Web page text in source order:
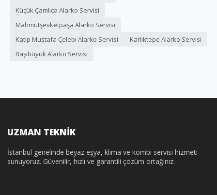
Küçük Çamlıca Alarko Servisi
Mahmutşevketpaşa Alarko Servisi
Katip Mustafa Çelebi Alarko Servisi
Karlıktepe Alarko Servisi
Başıbüyük Alarko Servisi
UZMAN TEKNİK
İstanbul genelinde beyaz eşya, klima ve kombi servisi hizmeti
sunuyoruz. Güvenilir, hızlı ve garantili çözüm ortağınız.